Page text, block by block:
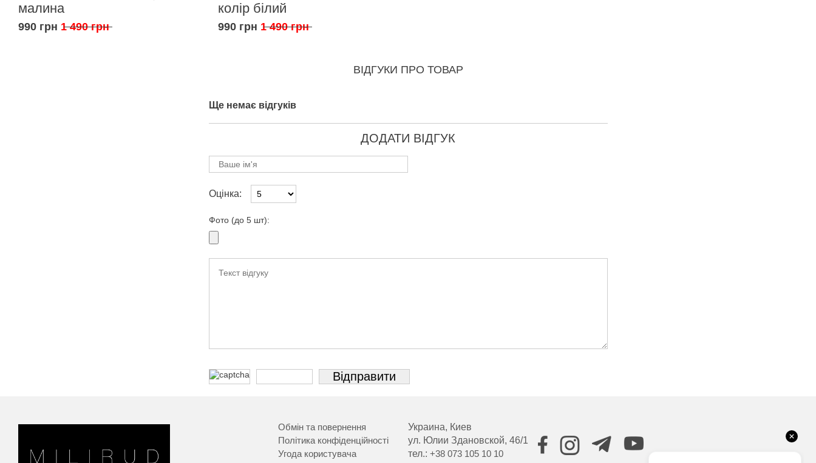
малина
990 грн 1 490 грн
колір білий
990 грн 1 490 грн
ВІДГУКИ ПРО ТОВАР
Ще немає відгуків
ДОДАТИ ВІДГУК
Оцінка:
Фото (до 5 шт):
Обмін та повернення
Політика конфіденційності
Угода користувача
Украина, Киев
ул. Юлии Здановской, 46/1
тел.: +38 073 105 10 10